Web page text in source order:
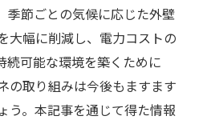
季節ごとの気候に応じた外壁
大幅に削減し、電力コストの
続可能な環境を築くために
の取り組みは今後もますます
う。本記事を通じて得た情報